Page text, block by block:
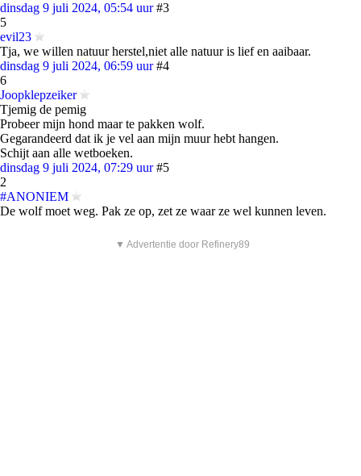
dinsdag 9 juli 2024, 05:54 uur #3
5
evil23
Tja, we willen natuur herstel,niet alle natuur is lief en aaibaar.
dinsdag 9 juli 2024, 06:59 uur #4
6
Joopklepzeiker
Tjemig de pemig
Probeer mijn hond maar te pakken wolf.
Gegarandeerd dat ik je vel aan mijn muur hebt hangen.
Schijt aan alle wetboeken.
dinsdag 9 juli 2024, 07:29 uur #5
2
#ANONIEM
De wolf moet weg. Pak ze op, zet ze waar ze wel kunnen leven.
▼ Advertentie door Refinery89